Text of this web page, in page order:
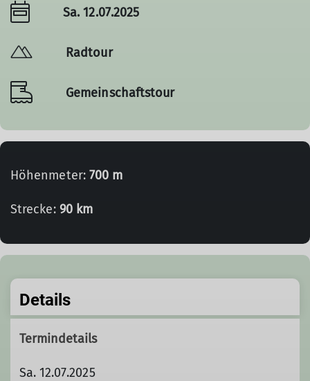
Sa. 12.07.2025
Radtour
Gemeinschaftstour
Höhenmeter: 700 m
Strecke: 90 km
Details
Termindetails
Sa. 12.07.2025